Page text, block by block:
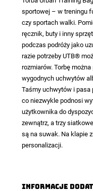
sportowej – w treningu
czy sportach walki.
ręcznik, buty i inny
podczas podróży jako
razie potrzeby UTB®
rozmiarów. Torbę
wygodnych uchwytów
Taśmy uchwytów i pasa
co niezwykle podnosi
użytkownika do
zewnątrz, a trzy
są na suwak. Na klapie
personalizacji.
Informacje